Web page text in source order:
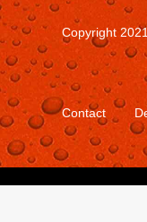
Copyright
Contact